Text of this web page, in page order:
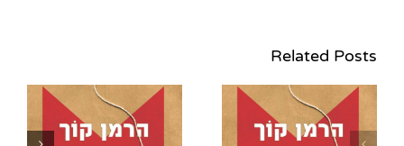
Related Posts
הזוכים בהגרלת 5